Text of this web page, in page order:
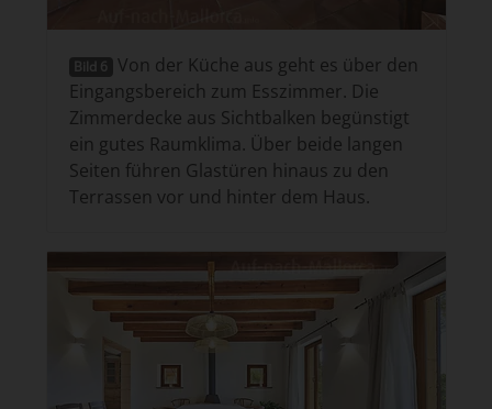
Bild 6 Von der Küche aus geht es über den
Eingangsbereich zum Esszimmer. Die
Zimmerdecke aus Sichtbalken begünstigt
ein gutes Raumklima. Über beide langen
Seiten führen Glastüren hinaus zu den
Terrassen vor und hinter dem Haus.